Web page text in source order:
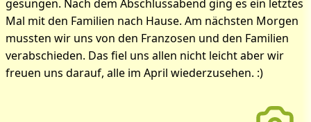
gesungen. Nach dem Abschlussabend ging es ein letztes
Mal mit den Familien nach Hause. Am nächsten Morgen
mussten wir uns von den Franzosen und den Familien
verabschieden. Das fiel uns allen nicht leicht aber wir
freuen uns darauf, alle im April wiederzusehen. :)